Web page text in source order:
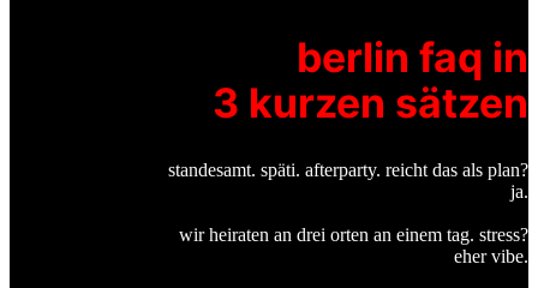
berlin faq in
3 kurzen sätzen
standesamt. späti. afterparty. reicht das als plan?
ja.
wir heiraten an drei orten an einem tag. stress?
eher vibe.